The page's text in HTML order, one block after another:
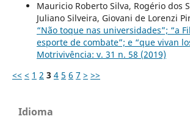
Mauricio Roberto Silva, Rogério dos
Juliano Silveira, Giovani de Lorenzi
“Não toque nas universidades”; “a
esporte de combate”; e “que vivan
Motrivivência: v. 31 n. 58 (2019)
<< < 1 2 3 4 5 6 7 > >>
Idioma